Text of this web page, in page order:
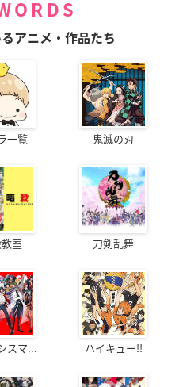
アニメ・作品たち
一覧 鬼滅の刃
室 刀剣乱舞
スマ... ハイキュー!!